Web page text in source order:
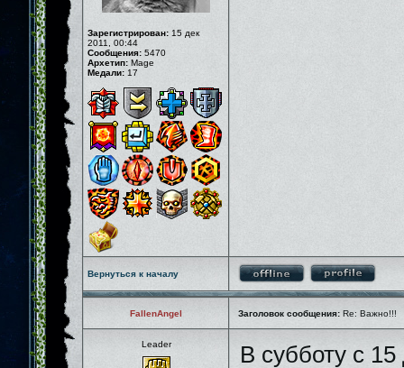
Зарегистрирован: 15 дек
2011, 00:44
Сообщения: 5470
Архетип: Mage
Медали: 17
Вернуться к началу
FallenAngel Заголовок сообщения: Re: Важно!!!
Leader
В субботу с